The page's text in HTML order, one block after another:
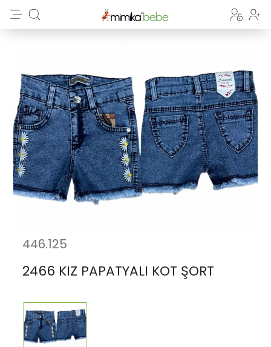
446.125
2466 KIZ PAPATYALI KOT ŞORT